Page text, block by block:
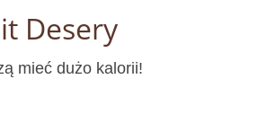
Desery
mieć dużo kalorii!